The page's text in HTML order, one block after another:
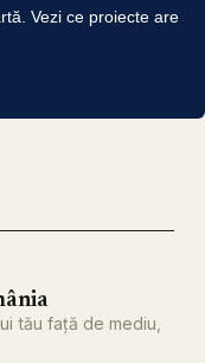
Vezi ce proiecte are
tău față de mediu,